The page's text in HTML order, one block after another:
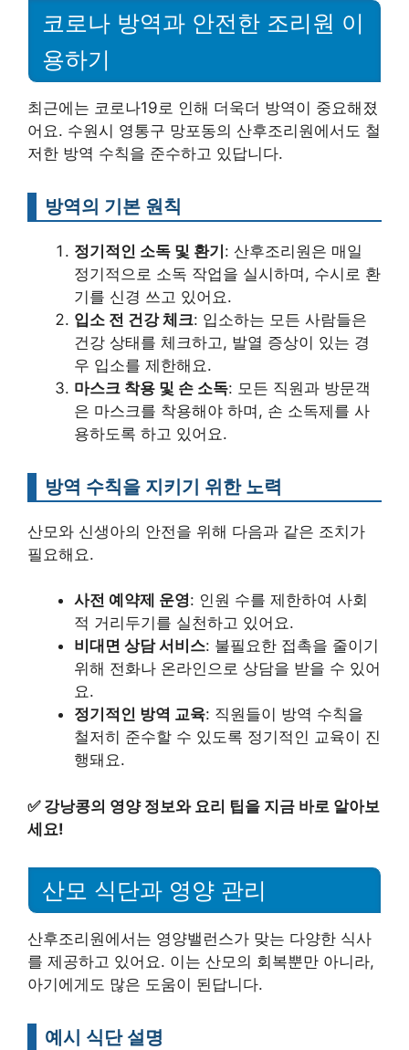
코로나 방역과 안전한 조리원 이
용하기
최근에는 코로나19로 인해 더욱더 방역이 중요해졌
어요. 수원시 영통구 망포동의 산후조리원에서도 철
저한 방역 수칙을 준수하고 있답니다.
방역의 기본 원칙
정기적인 소독 및 환기: 산후조리원은 매일
정기적으로 소독 작업을 실시하며, 수시로 환
기를 신경 쓰고 있어요.
입소 전 건강 체크: 입소하는 모든 사람들은
건강 상태를 체크하고, 발열 증상이 있는 경
우 입소를 제한해요.
마스크 착용 및 손 소독: 모든 직원과 방문객
은 마스크를 착용해야 하며, 손 소독제를 사
용하도록 하고 있어요.
방역 수칙을 지키기 위한 노력
산모와 신생아의 안전을 위해 다음과 같은 조치가
필요해요.
사전 예약제 운영: 인원 수를 제한하여 사회
적 거리두기를 실천하고 있어요.
비대면 상담 서비스: 불필요한 접촉을 줄이기
위해 전화나 온라인으로 상담을 받을 수 있어
요.
정기적인 방역 교육: 직원들이 방역 수칙을
철저히 준수할 수 있도록 정기적인 교육이 진
행돼요.
✅ 강낭콩의 영양 정보와 요리 팁을 지금 바로 알아보
세요!
산모 식단과 영양 관리
산후조리원에서는 영양밸런스가 맞는 다양한 식사
를 제공하고 있어요. 이는 산모의 회복뿐만 아니라,
아기에게도 많은 도움이 된답니다.
예시 식단 설명